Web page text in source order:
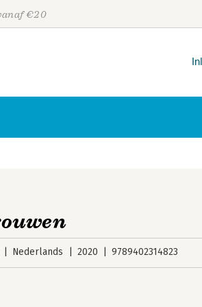
€20
Nederlands 2020 9789402314823
Personen